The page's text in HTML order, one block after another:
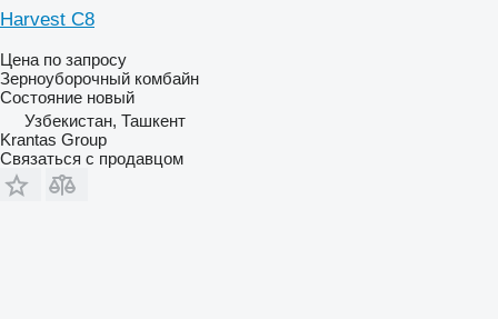
Harvest C8
Цена по запросу
Зерноуборочный комбайн
Состояние новый
Узбекистан, Ташкент
Krantas Group
Связаться с продавцом